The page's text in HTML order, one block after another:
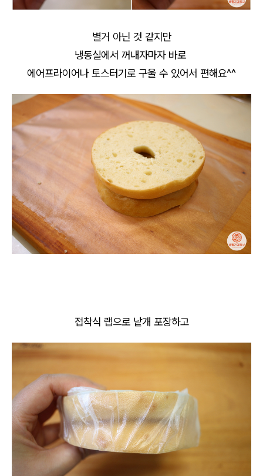
별거 아닌 것 같지만
냉동실에서 꺼내자마자 바로
에어프라이어나 토스터기로 구울 수 있어서 편해요^^
접착식 랩으로 낱개 포장하고